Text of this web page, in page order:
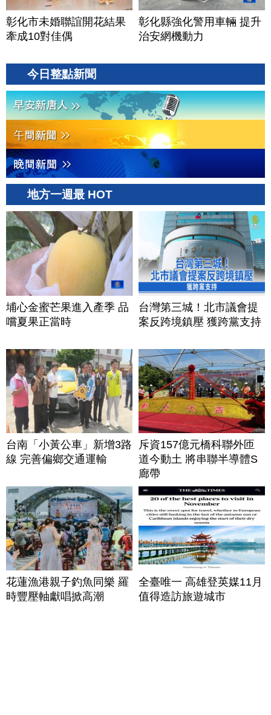
彰化市未婚聯誼開花結果
牽成10對佳偶
彰化縣強化警用車輛 提升
治安網機動力
今日整點新聞
地方一週最 HOT
埔心金蜜芒果進入產季 品
嚐夏果正當時
台灣第三城！北市議會提
案反跨境鎮壓 獲跨黨支持
台南「小黃公車」新增3路
線 完善偏鄉交通運輸
斥資157億元橋科聯外匝
道今動土 將串聯半導體S
廊帶
花蓮漁港親子釣魚同樂 羅
時豐壓軸獻唱掀高潮
全臺唯一 高雄登英媒11月
值得造訪旅遊城市